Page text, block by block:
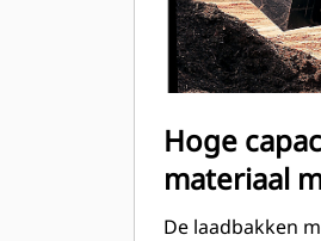
Hoge
materiaal
dichtheid
De laadbakken